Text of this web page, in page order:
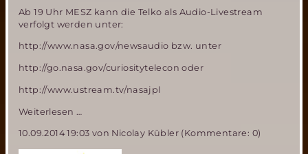
Ab 19 Uhr MESZ kann die Telko als Audio-Livestream
verfolgt werden unter:
http://www.nasa.gov/newsaudio bzw. unter
http://go.nasa.gov/curiositytelecon oder
http://www.ustream.tv/nasajpl
Weiterlesen …
weitere
wissenschaftliche
10.09.2014 19:03 von Nicolay Kübler (Kommentare: 0)